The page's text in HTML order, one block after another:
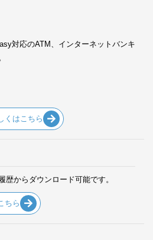
対応のATM、インターネットバンキ
くはこちら
歴からダウンロード可能です。
ちら